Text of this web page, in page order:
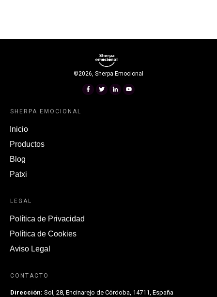
©2026 Sherpa Emocional
SHERPA EMOCIONAL
Inicio
Productos
Blog
Patxi
LEGAL
Política de Privacidad
Política de Cookies
Aviso Legal
CONTACTO
Dirección: Sol, 28, Encinarejo de Córdoba, 14711, España